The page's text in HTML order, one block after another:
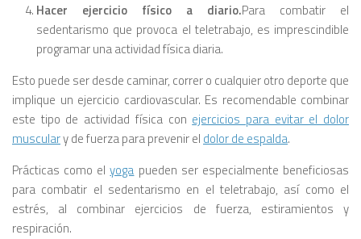
Hacer ejercicio físico a diario.Para combatir el
sedentarismo que provoca el teletrabajo, es imprescindible
programar una actividad física diaria.
Esto puede ser desde caminar, correr o cualquier otro deporte que
implique un ejercicio cardiovascular. Es recomendable combinar
este tipo de actividad física con ejercicios para evitar el dolor
musculary de fuerza para prevenir el dolor de espalda.
Prácticas como elyoga pueden ser especialmente beneficiosas
para combatir el sedentarismo en el teletrabajo, así como el
estrés, al combinar ejercicios de fuerza, estiramientos y
respiración.